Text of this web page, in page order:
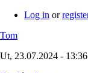
Log in or
Tom
Ut, 23.07.2024 - 13:36